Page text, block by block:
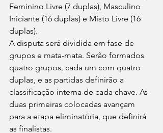
Feminino Livre (7 duplas), Masculino
Iniciante (16 duplas) e Misto Livre (16
duplas).
A disputa será dividida em fase de
grupos e mata-mata. Serão formados
quatro grupos, cada um com quatro
duplas, e as partidas definirão a
classificação interna de cada chave. As
duas primeiras colocadas avançam
para a etapa eliminatória, que definirá
as finalistas.